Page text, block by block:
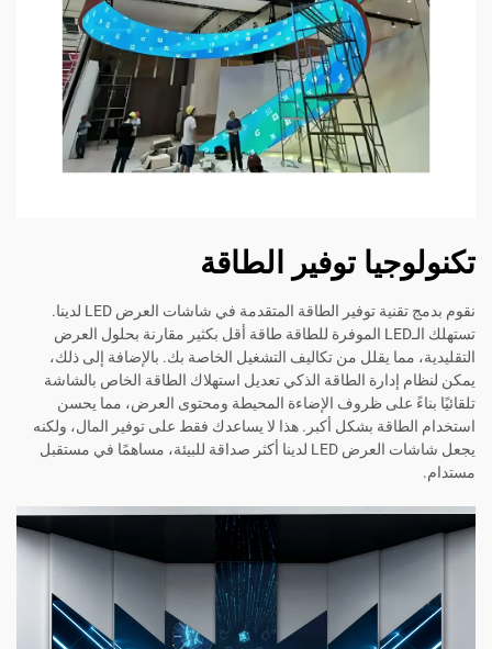
توفير الطاقة
نقوم بدمج تقنية توفير الطاقة المتقدمة في شاشات العرض LED لدينا.
تستهلك الـLED الموفرة للطاقة طاقة أقل بكثير مقارنة بحلول العرض
يقلل من تكاليف التشغيل الخاصة بك. بالإضافة إلى ذلك،
الطاقة الذكي تعديل استهلاك الطاقة الخاص بالشاشة
على ظروف الإضاءة المحيطة ومحتوى العرض، مما يحسن
بشكل أكبر. هذا لا يساعدك فقط على توفير المال، ولكنه
يجعل شاشات العرض LED لدينا أكثر صداقة للبيئة، مساهمًا في مستقبل